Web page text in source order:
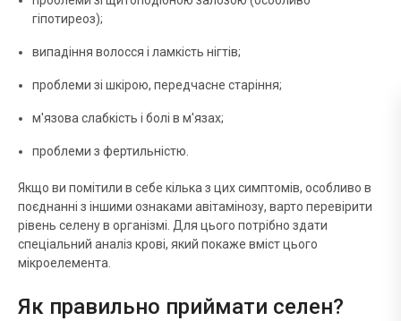
гіпотиреоз);
випадіння волосся і ламкість нігтів;
проблеми зі шкірою, передчасне старіння;
м'язова слабкість і болі в м'язах;
проблеми з фертильністю.
Якщо ви помітили в себе кілька з цих симптомів, особливо в
поєднанні з іншими ознаками авітамінозу, варто перевірити
рівень селену в організмі. Для цього потрібно здати
спеціальний аналіз крові, який покаже вміст цього
мікроелемента.
Як правильно приймати селен?